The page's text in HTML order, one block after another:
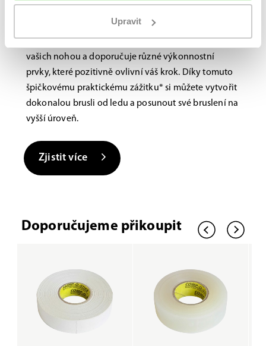
Upravit
výkon, využívá novou, nejmodernější technologii
skenování, která identifikuje jedinečné vlastnosti
vašich nohou a doporučuje různé výkonnostní
prvky, které pozitivně ovlivní váš krok. Díky tomuto
špičkovému praktickému zážitku* si můžete vytvořit
dokonalou brusli od ledu a posunout své bruslení na
vyšší úroveň.
Zjistit více
Doporučujeme přikoupit